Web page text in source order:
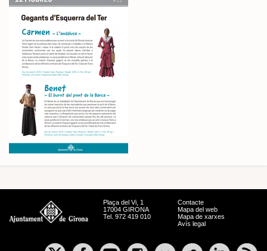
Plaça del Vi, 1
17004 GIRONA
Tel. 972 419 010
Contacte
Mapa del web
Mapa de xarxes
Avís legal